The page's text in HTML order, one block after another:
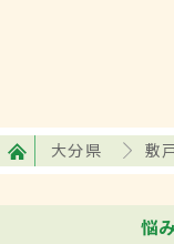
大分県 敷
悩